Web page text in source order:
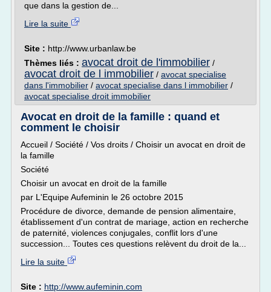
que dans la gestion de...
Lire la suite
Site : http://www.urbanlaw.be
Thèmes liés : avocat droit de l'immobilier /
avocat droit de l immobilier / avocat specialise
dans l'immobilier / avocat specialise dans l immobilier /
avocat specialise droit immobilier
Avocat en droit de la famille : quand et
comment le choisir
Accueil / Société / Vos droits / Choisir un avocat en droit de
la famille
Société
Choisir un avocat en droit de la famille
par L'Equipe Aufeminin le 26 octobre 2015
Procédure de divorce, demande de pension alimentaire,
établissement d'un contrat de mariage, action en recherche
de paternité, violences conjugales, conflit lors d'une
succession... Toutes ces questions relèvent du droit de la...
Lire la suite
Site : http://www.aufeminin.com